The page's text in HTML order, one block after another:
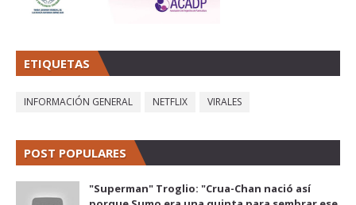
ETIQUETAS
INFORMACIÓN GENERAL NETFLIX VIRALES
POST POPULARES
"Superman" Troglio: "Crua-Chan nació así